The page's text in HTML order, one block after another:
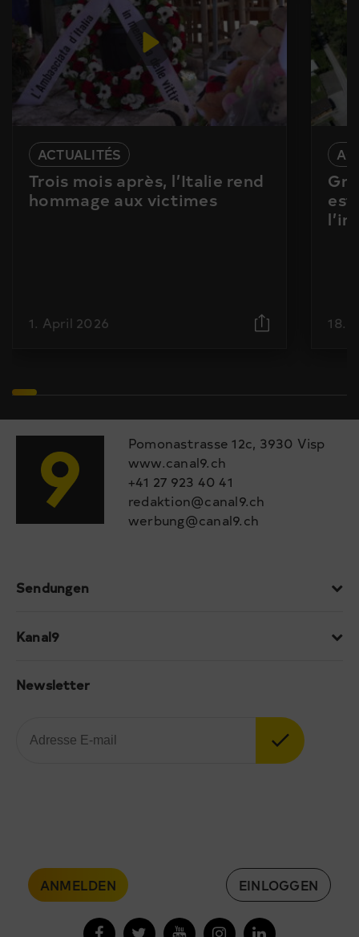
ACTUALITÉS
Trois mois après, l’Italie rend
hommage aux victimes
1. April 2026
est
18.
Pomonastrasse 12c, 3930 Visp
www.canal9.ch
+41 27 923 40 41
redaktion@canal9.ch
werbung@canal9.ch
Sendungen
Kanal9
Newsletter
ANMELDEN EINLOGGEN